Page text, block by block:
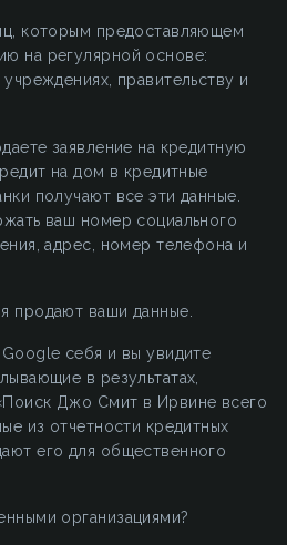
которым предоставляющем
на регулярной основе:
правительству и
заявление на кредитную
на дом в кредитные
получают все эти данные.
ваш номер социального
адрес, номер телефона и
продают ваши данные.
себя и вы увидите
в результатах,
Джо Смит в Ирвине всего
из отчетности кредитных
его для общественного
организациями?